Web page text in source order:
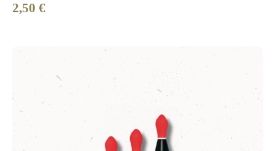
Regulärer Preis:
2,50 €